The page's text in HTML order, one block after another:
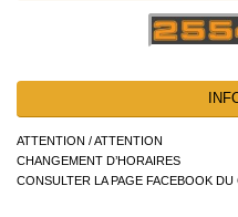
ATTENTION / ATTENTION
CHANGEMENT D’HORAIRES
CONSULTER LA PAGE FACEBOOK DU